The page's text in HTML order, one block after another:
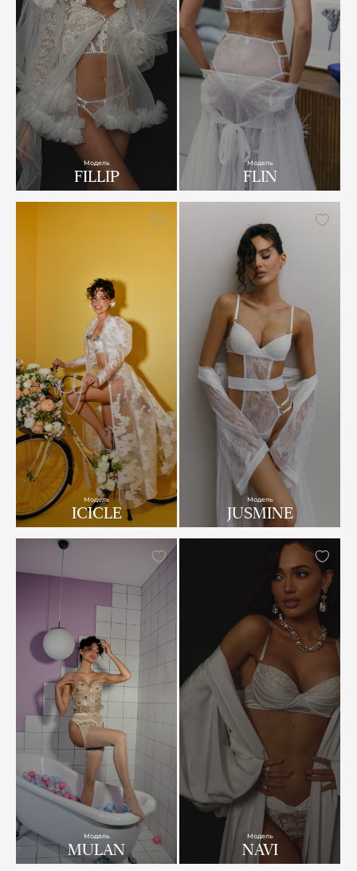
Модель
FILLIP
Модель
FLIN
Модель
ICICLE
Модель
JUSMINE
Модель
MULAN
Модель
NAVI